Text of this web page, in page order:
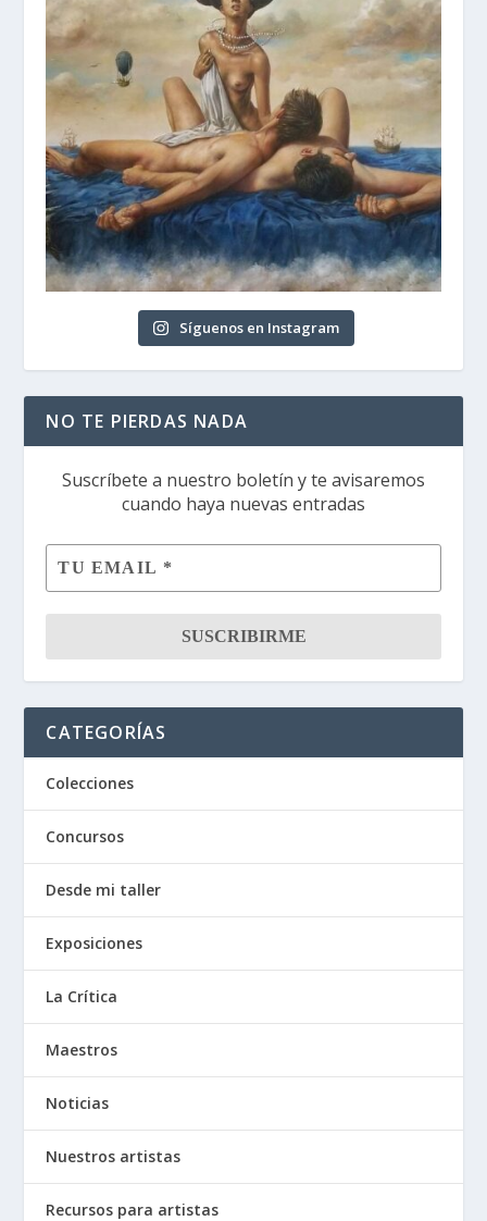
Síguenos en Instagram
NO TE PIERDAS NADA
Suscríbete a nuestro boletín y te avisaremos
cuando haya nuevas entradas
CATEGORÍAS
Colecciones
Concursos
Desde mi taller
Exposiciones
La Crítica
Maestros
Noticias
Nuestros artistas
Recursos para artistas